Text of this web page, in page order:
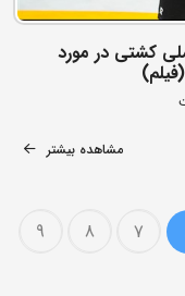
کشتی در مورد
مشاهده بیشتر
7
8
9